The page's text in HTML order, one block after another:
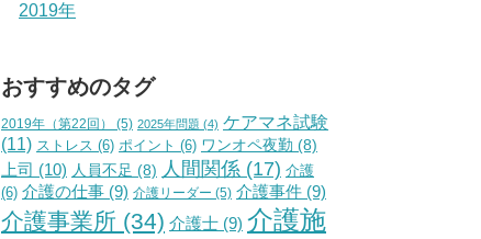
2019年
おすすめのタグ
2019年（第22回） (5) 2025年問題 (4) ケアマネ試験
(11) ストレス (6) ポイント (6) ワンオペ夜勤 (8)
上司 (10) 人員不足 (8) 人間関係 (17) 介護
(6) 介護の仕事 (9) 介護リーダー (5) 介護事件 (9)
介護事業所 (34) 介護士 (9) 介護施